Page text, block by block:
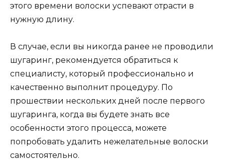
этого времени волоски успевают отрасти в
нужную длину.
В случае, если вы никогда ранее не проводили
шугаринг, рекомендуется обратиться к
специалисту, который профессионально и
качественно выполнит процедуру. По
прошествии нескольких дней после первого
шугаринга, когда вы будете знать все
особенности этого процесса, можете
попробовать удалить нежелательные волоски
самостоятельно.